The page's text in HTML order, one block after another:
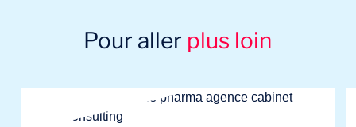
Pour aller plus loin